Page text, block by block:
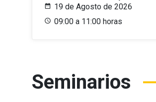
19 de Agosto de 2026
09:00 a 11:00 horas
Seminarios